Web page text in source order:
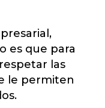
es que para
las
le permiten